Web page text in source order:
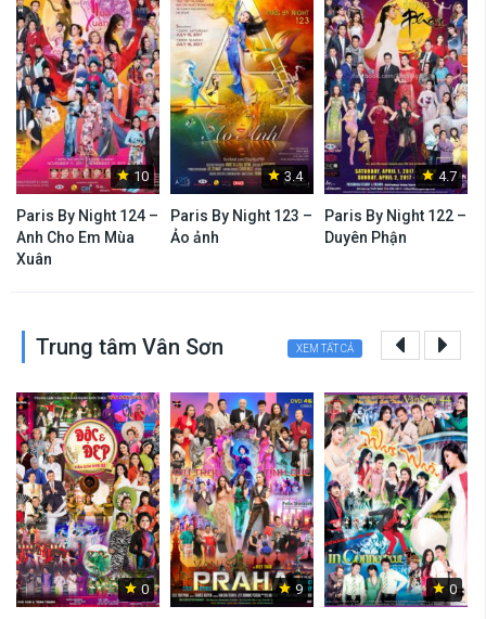
10
Paris By Night 124 –
Anh Cho Em Mùa
Xuân
3.4
Paris By Night 123 –
Ảo ảnh
4.7
Paris By Night 122 –
Duyên Phận
Trung tâm Vân Sơn XEM TẤT CẢ
0 9 0